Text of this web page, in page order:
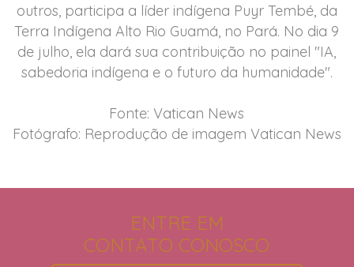
outros, participa a líder indígena Puyr Tembé, da
Terra Indígena Alto Rio Guamá, no Pará. No dia 9
de julho, ela dará sua contribuição no painel "IA,
sabedoria indígena e o futuro da humanidade".
Fonte: Vatican News
Fotógrafo: Reprodução de imagem Vatican News
ENTRE EM
CONTATO CONOSCO